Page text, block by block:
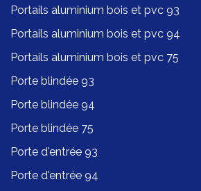
Portails aluminium bois et pvc 93
Portails aluminium bois et pvc 94
Portails aluminium bois et pvc 75
Porte blindée 93
Porte blindée 94
Porte blindée 75
Porte d'entrée 93
Porte d'entrée 94